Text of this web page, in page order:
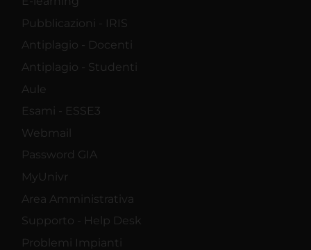
Pubblicazioni - IRIS
Antiplagio - Docenti
Antiplagio - Studenti
Aule
Esami - ESSE3
Webmail
Password GIA
MyUnivr
Area Amministrativa
Supporto - Help Desk
Problemi Impianti